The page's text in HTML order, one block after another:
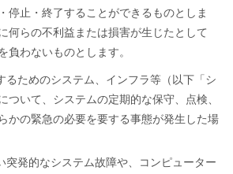
停止・終了することができるものとしま
何らの不利益または損害が生じたとして
負わないものとします。
るためのシステム、インフラ等（以下「シ
ついて、システムの定期的な保守、点検、
かの緊急の必要を要する事態が発生した場
突発的なシステム故障や、コンピューター